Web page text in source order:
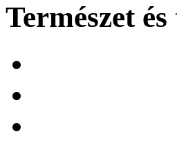
Természet